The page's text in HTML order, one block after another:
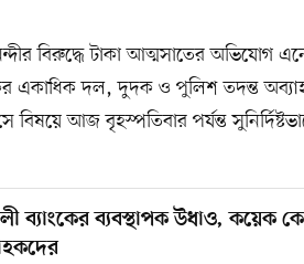
বিরুদ্ধে টাকা আত্মসাতের অভিযোগ
একাধিক দল, দুদক ও পুলিশ তদন্ত
আজ বৃহস্পতিবার পর্যন্ত
ব্যাংকের ব্যবস্থাপক উধাও, কয়েক